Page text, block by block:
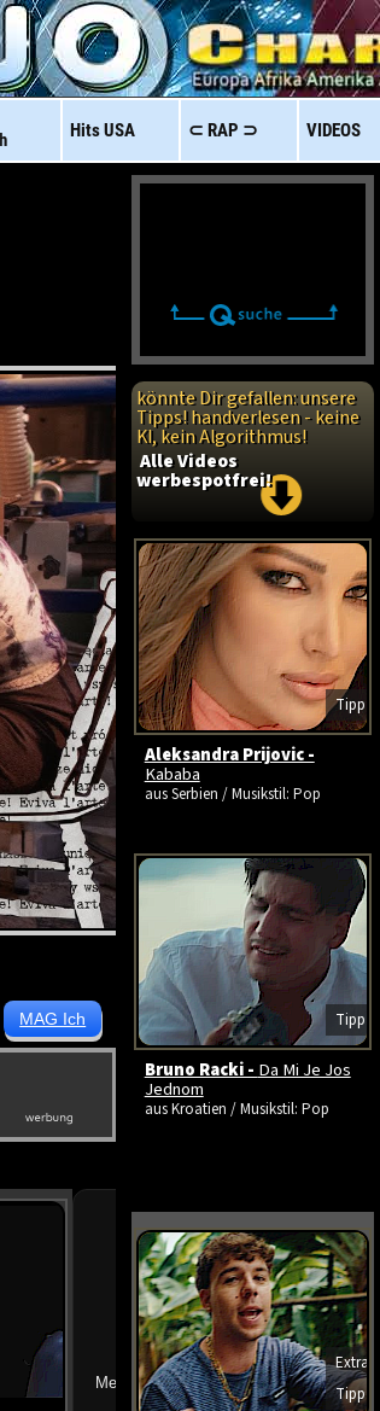
HitsUSA ⊂ RAP ⊃ VIDEOS
➔
Mehr neue Vids ansehen
könnte Dir gefallen: unsere
Tipps! handverlesen - keine
KI, kein Algorithmus!
Alle Videos
werbespotfrei!
Tipp
Aleksandra Prijovic -
Kababa
aus Serbien / Musikstil: Pop
Tipp
Bruno Racki - Da Mi Je Jos
Jednom
aus Kroatien / Musikstil: Pop
Extra
Tipp